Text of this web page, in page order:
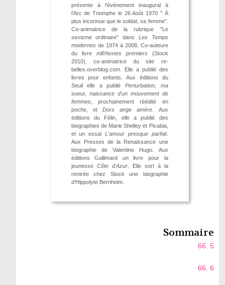
présente à l'évènement inaugural à
l'Arc de Triomphe le 26 Août 1970 " À
plus inconnue que le soldat, sa femme".
Co-animatrice de la rubrique "Le
sexisme ordinaire" dans Les Temps
modernesde 1974 à 2008, Co-auteure
du livre mlf//textes premiers(Stock
2010), co-animatrice du site re-
belles.overblog.com. Elle a publié des
livres pour enfants. Aux éditions du
Seuil elle a publié Perturbation, ma
soeur, naissance d'un mouvement de
femmes, prochainement réédité en
poche, et Dors ange amère . Aux
éditions du Félin, elle a publié des
biographies de Marie Shelley et Picabia,
et un essai L'amour presque parfait.
Aux Presses de la Renaissance une
biographie de Valentine Hugo. Aux
éditions Gallimard un livre pour la
jeunesse Côte d'Azur. Elle sort à la
rentrée chez Stock une biographie
d'Hippolyte Bernheim.
Sommaire
66. 5
66. 6